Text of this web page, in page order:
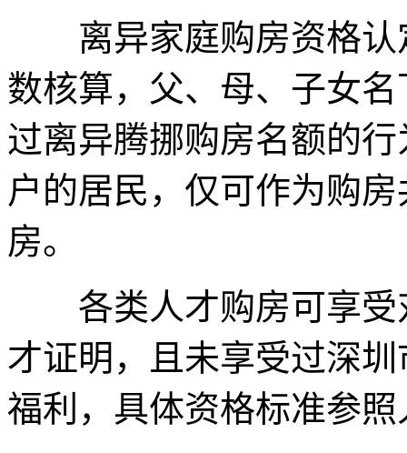
离异家庭购房资格认
数核算，父、母、子女
过离异腾挪购房名额的
户的居民，仅可作为购
房。
各类人才购房可享受
才证明，且未享受过深
福利，具体资格标准参